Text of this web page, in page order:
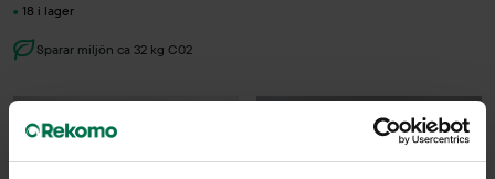
18 i lager
Sparar miljön ca 32 kg C02